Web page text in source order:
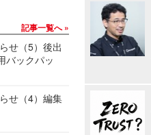
記事一覧へ
せ（5）後出
バックパッ
せ（4）編集